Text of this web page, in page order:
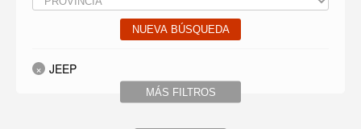
NUEVA BÚSQUEDA
MÁS FILTROS
JEEP